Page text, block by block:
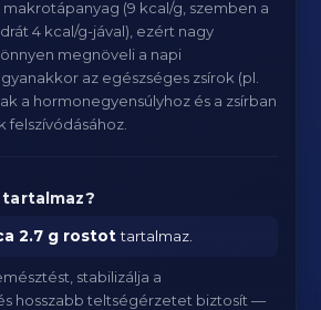
makrotápanyag (9 kcal/g, szemben a
4 kcal/g-jával), ezért nagy
megnöveli a napi
az egészséges zsírok (pl.
a hormonegyensúlyhoz és a zsírban
2.7 g rostottartalmaz.
stabilizálja a
hosszabb teltségérzetet biztosít —